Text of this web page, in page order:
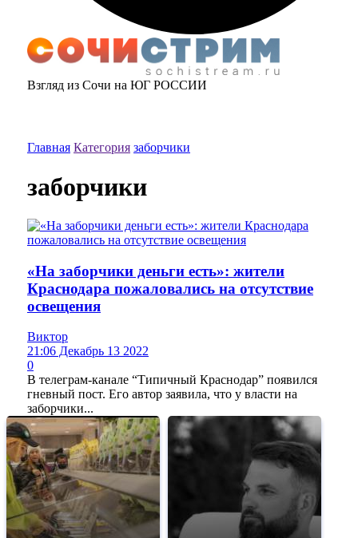
Взгляд из Сочи на ЮГ РОССИИ
Главная Категория заборчики
заборчики
«На заборчики деньги есть»: жители
Краснодара пожаловались на отсутствие
освещения
Виктор
21:06 Декабрь 13 2022
0
В телеграм-канале “Типичный Краснодар” появился
гневный пост. Его автор заявила, что у власти на
заборчики...